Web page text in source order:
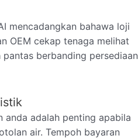
mencadangkan bahawa loji
OEM cekap tenaga melihat
berbanding persediaan
anda adalah penting apabila
air. Tempoh bayaran